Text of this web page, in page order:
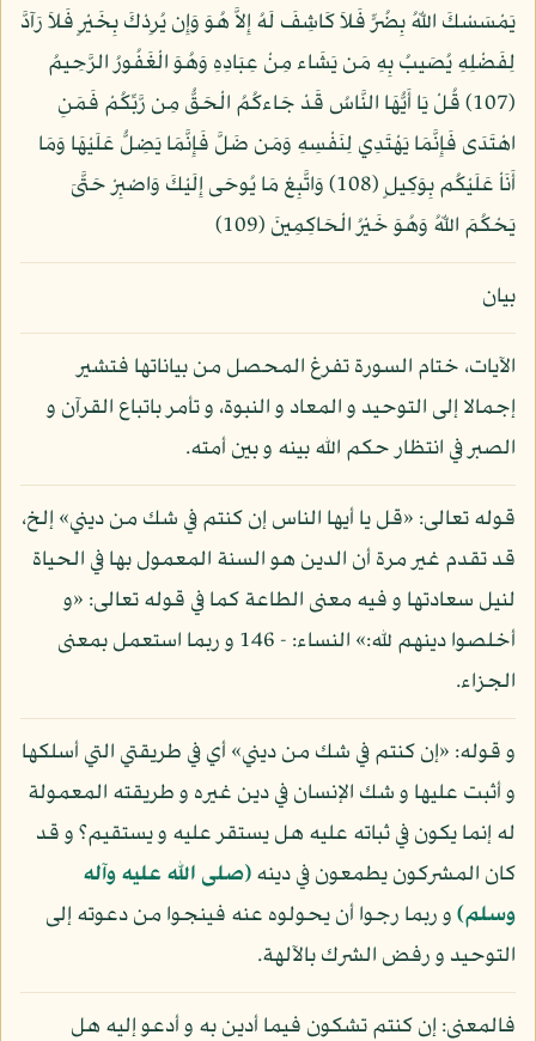
يَمْسَسْكَ اللّهُ بِضُرٍّ فَلاَ كَاشِفَ لَهُ إِلاَّ هُوَ وَإِن يُرِدْكَ بِخَيْرٍ فَلاَ رَآدَّ
لِفَضْلِهِ يُصَيبُ بِهِ مَن يَشَاء مِنْ عِبَادِهِ وَهُوَ الْغَفُورُ الرَّحِيمُ
(107) قُلْ يَا أَيُّهَا النَّاسُ قَدْ جَاءكُمُ الْحَقُّ مِن رَّبِّكُمْ فَمَنِ
اهْتَدَى فَإِنَّمَا يَهْتَدِي لِنَفْسِهِ وَمَن ضَلَّ فَإِنَّمَا يَضِلُّ عَلَيْهَا وَمَا
أَنَاْ عَلَيْكُم بِوَكِيلٍ (108) وَاتَّبِعْ مَا يُوحَى إِلَيْكَ وَاصْبِرْ حَتَّىَ
يَحْكُمَ اللّهُ وَهُوَ خَيْرُ الْحَاكِمِينَ (109)
بيان
الآيات، ختام السورة تفرغ المحصل من بياناتها فتشير
إجمالا إلى التوحيد و المعاد و النبوة، و تأمر باتباع القرآن و
الصبر في انتظار حكم الله بينه و بين أمته.
قوله تعالى: «قل يا أيها الناس إن كنتم في شك من ديني» إلخ،
قد تقدم غير مرة أن الدين هو السنة المعمول بها في الحياة
لنيل سعادتها و فيه معنى الطاعة كما في قوله تعالى: «و
أخلصوا دينهم لله:» النساء: - 146 و ربما استعمل بمعنى
الجزاء.
و قوله: «إن كنتم في شك من ديني» أي في طريقتي التي أسلكها
و أثبت عليها و شك الإنسان في دين غيره و طريقته المعمولة
له إنما يكون في ثباته عليه هل يستقر عليه و يستقيم؟ و قد
كان المشركون يطمعون في دينه(صلى الله عليه وآله
وسلم)و ربما رجوا أن يحولوه عنه فينجوا من دعوته إلى
التوحيد و رفض الشرك بالآلهة.
فالمعنى: إن كنتم تشكون فيما أدين به و أدعو إليه هل